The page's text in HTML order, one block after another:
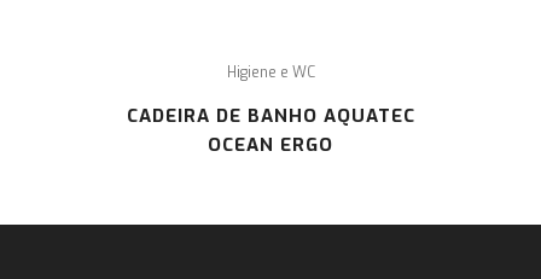
Higiene e WC
CADEIRA DE BANHO AQUATEC
OCEAN ERGO